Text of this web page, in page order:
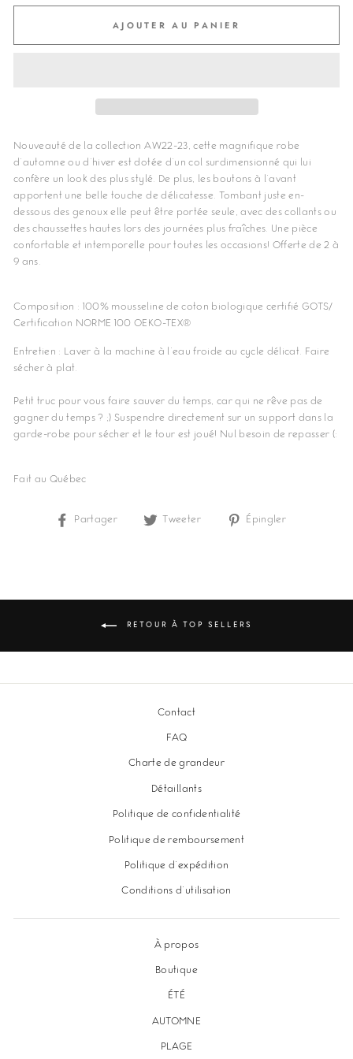
AJOUTER AU PANIER
Nouveauté de la collection AW22-23, cette magnifique robe
d'automne ou d'hiver est dotée d'un col surdimensionné qui lui
confère un look des plus stylé. De plus, les boutons à l'avant
apportent une belle touche de délicatesse. Tombant juste en-
dessous des genoux elle peut être portée seule, avec des collants ou
des chaussettes hautes lors des journées plus fraîches. Une pièce
confortable et intemporelle pour toutes les occasions! Offerte de 2 à
9 ans.
Composition : 100% mousseline de coton biologique certifié GOTS/
Certification NORME 100 OEKO-TEX®
Entretien : Laver à la machine à l'eau froide au cycle délicat. Faire
sécher à plat.
Petit truc pour vous faire sauver du temps, car qui ne rêve pas de
gagner du temps ? ;) Suspendre directement sur un support dans la
garde-robe pour sécher et le tour est joué! Nul besoin de repasser (:
Fait au Québec
Partager
PartagerTweeter
TweeterÉpingler
RETOUR À TOP SELLERS
Contact
FAQ
Charte de grandeur
Détaillants
Politique de confidentialité
Politique de remboursement
Politique d'expédition
Conditions d'utilisation
À propos
Boutique
ÉTÉ
AUTOMNE
PLAGE